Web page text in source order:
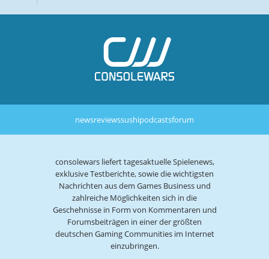
newsreviewssushipodcastsforum
consolewars liefert tagesaktuelle Spielenews,
exklusive Testberichte, sowie die wichtigsten
Nachrichten aus dem Games Business und
zahlreiche Möglichkeiten sich in die
Geschehnisse in Form von Kommentaren und
Forumsbeiträgen in einer der größten
deutschen Gaming Communities im Internet
einzubringen.